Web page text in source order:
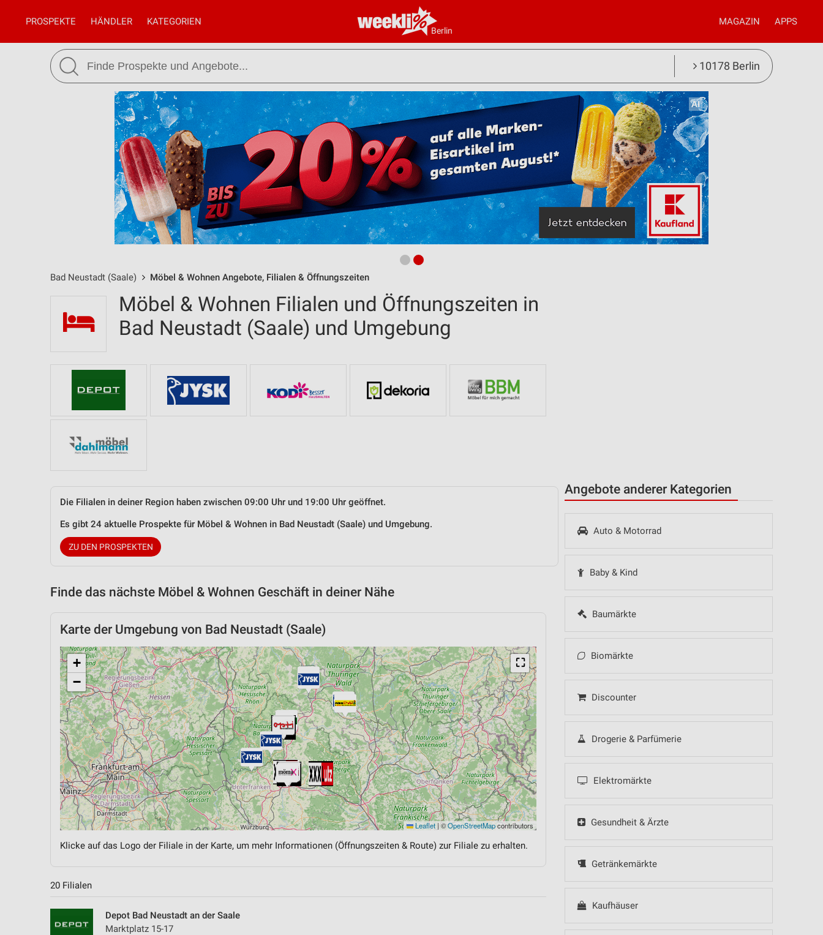
Berlin
PROSPEKTE HÄNDLER KATEGORIEN MAGAZIN APPS
10178 Berlin
Bad Neustadt (Saale) Möbel & Wohnen Angebote, Filialen & Öffnungszeiten
Angebote anderer Kategorien
Auto & Motorrad
Baby & Kind
Baumärkte
Biomärkte
Discounter
Drogerie & Parfümerie
Elektromärkte
Gesundheit & Ärzte
Getränkemärkte
Kaufhäuser
Möbel & Wohnen Filialen und Öffnungszeiten in
Bad Neustadt (Saale) und Umgebung
Die Filialen in deiner Region haben zwischen 09:00 Uhr und 19:00 Uhr geöffnet.
Es gibt 24 aktuelle Prospekte für Möbel & Wohnen in Bad Neustadt (Saale) und Umgebung.
ZU DEN PROSPEKTEN
Finde das nächste Möbel & Wohnen Geschäft in deiner Nähe
Karte der Umgebung von Bad Neustadt (Saale)
⛶
+
−
Leaflet | ©OpenStreetMapcontributors
Klicke auf das Logo der Filiale in der Karte, um mehr Informationen (Öffnungszeiten & Route) zur Filiale zu erhalten.
20 Filialen
Depot Bad Neustadt an der Saale
Marktplatz 15-17